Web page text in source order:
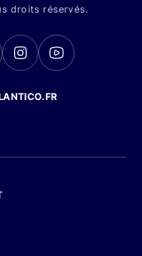
droits réservés.